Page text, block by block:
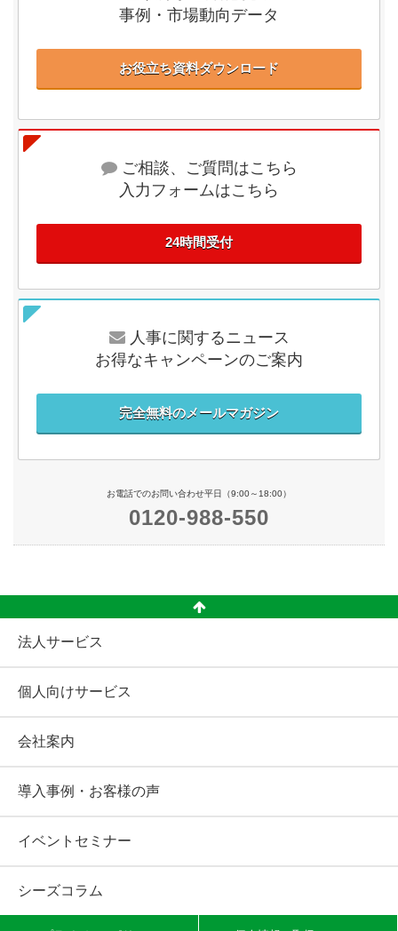
事例・市場動向データ
お役立ち資料ダウンロード
ご相談、ご質問はこちら
入力フォームはこちら
24時間受付
人事に関するニュース
お得なキャンペーンのご案内
完全無料のメールマガジン
お電話でのお問い合わせ平日（9:00～18:00）
0120-988-550
法人サービス
個人向けサービス
会社案内
導入事例・お客様の声
イベントセミナー
シーズコラム